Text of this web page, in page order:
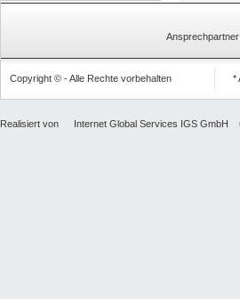
Ansprechpartner
Copyright © - Alle Rechte vorbehalten *
Realisiert von Internet Global Services IGS GmbH